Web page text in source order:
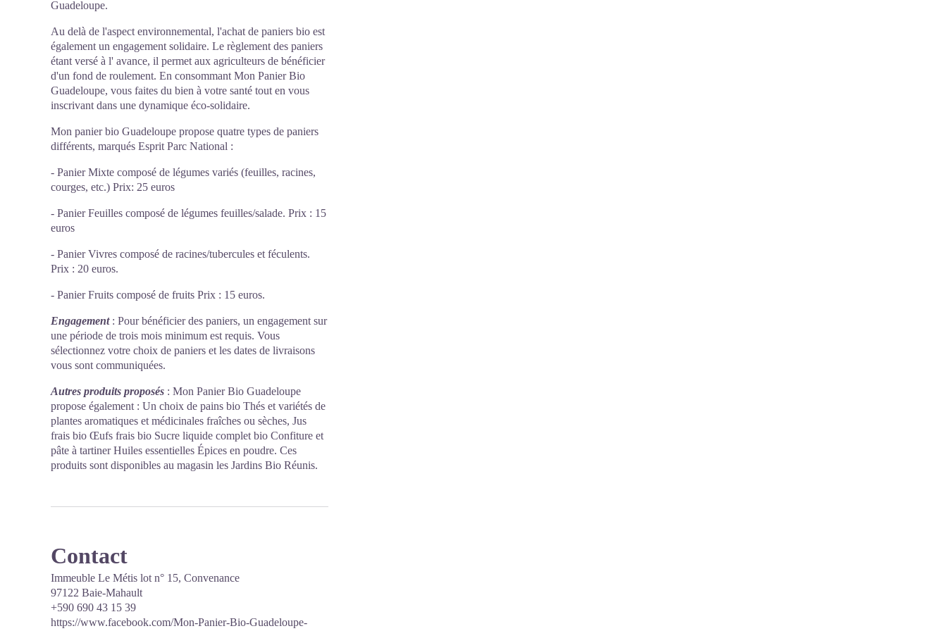
Guadeloupe.
Au delà de l'aspect environnemental, l'achat de paniers bio est
également un engagement solidaire. Le règlement des paniers
étant versé à l' avance, il permet aux agriculteurs de bénéficier
d'un fond de roulement. En consommant Mon Panier Bio
Guadeloupe, vous faites du bien à votre santé tout en vous
inscrivant dans une dynamique éco-solidaire.
Mon panier bio Guadeloupe propose quatre types de paniers
différents, marqués Esprit Parc National :
- Panier Mixte composé de légumes variés (feuilles, racines,
courges, etc.) Prix: 25 euros
- Panier Feuilles composé de légumes feuilles/salade. Prix : 15
euros
- Panier Vivres composé de racines/tubercules et féculents.
Prix : 20 euros.
- Panier Fruits composé de fruits Prix : 15 euros.
Engagement: Pour bénéficier des paniers, un engagement sur
une période de trois mois minimum est requis. Vous
sélectionnez votre choix de paniers et les dates de livraisons
vous sont communiquées.
Autres produits proposés : Mon Panier Bio Guadeloupe
propose également : Un choix de pains bio Thés et variétés de
plantes aromatiques et médicinales fraîches ou sèches, Jus
frais bio Œufs frais bio Sucre liquide complet bio Confiture et
pâte à tartiner Huiles essentielles Épices en poudre. Ces
produits sont disponibles au magasin les Jardins Bio Réunis.
Contact
Immeuble Le Métis lot n° 15, Convenance
97122 Baie-Mahault
+590 690 43 15 39
https://www.facebook.com/Mon-Panier-Bio-Guadeloupe-